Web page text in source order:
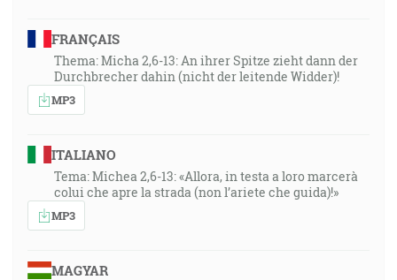
FRANÇAIS
Thema: Micha 2,6-13: An ihrer Spitze zieht dann der
Durchbrecher dahin (nicht der leitende Widder)!
MP3
ITALIANO
Tema: Michea 2,6-13: «Allora, in testa a loro marcerà
colui che apre la strada (non l’ariete che guida)!»
MP3
MAGYAR